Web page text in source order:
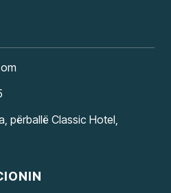
përballë Classic Hotel,